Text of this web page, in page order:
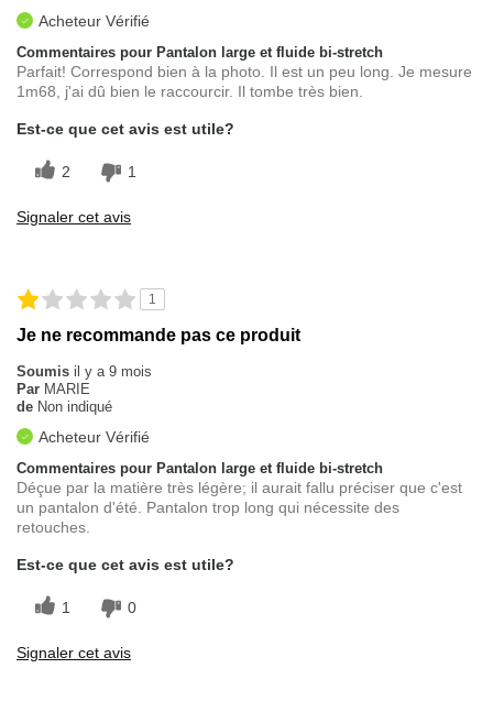
Acheteur Vérifié
Commentaires pour Pantalon large et fluide bi-stretch
Parfait! Correspond bien à la photo. Il est un peu long. Je mesure
1m68, j'ai dû bien le raccourcir. Il tombe très bien.
Est-ce que cet avis est utile?
2 1
Signaler cet avis
1
Je ne recommande pas ce produit
Soumis il y a 9 mois
Par MARIE
de Non indiqué
Acheteur Vérifié
Commentaires pour Pantalon large et fluide bi-stretch
Déçue par la matière très légère; il aurait fallu préciser que c'est
un pantalon d'été. Pantalon trop long qui nécessite des
retouches.
Est-ce que cet avis est utile?
1 0
Signaler cet avis